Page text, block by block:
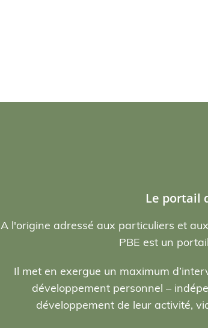
Le portail
A l'origine adressé aux particuliers et
PBE est un
Il met en exergue un maximum
développement personnel –
développement de leur activité,